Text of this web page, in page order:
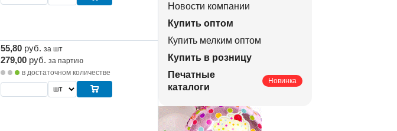
55,80 руб. за шт
279,00 руб. за партию
в достаточном количестве
Новости компании
Купить оптом
Купить мелким оптом
Купить в розницу
Печатные
каталоги
Новинка